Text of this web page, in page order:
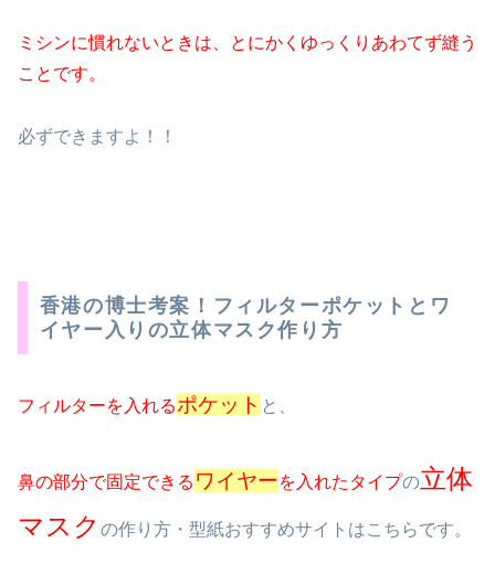
ミシンに慣れないときは、とにかくゆっくりあわてず縫う
ことです。
必ずできますよ！！
香港の博士考案！フィルターポケットとワ
イヤー入りの立体マスク作り方
フィルターを入れるポケット と、
鼻の部分で固定できる ワイヤーを入れたタイプの立体
マスク の作り方・型紙おすすめサイトはこちらです。